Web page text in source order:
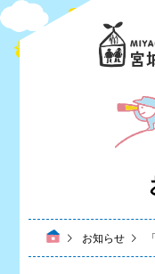
お知らせ